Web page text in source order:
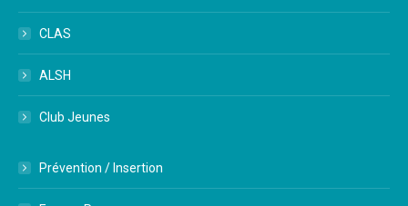
CLAS
ALSH
Club Jeunes
Prévention / Insertion